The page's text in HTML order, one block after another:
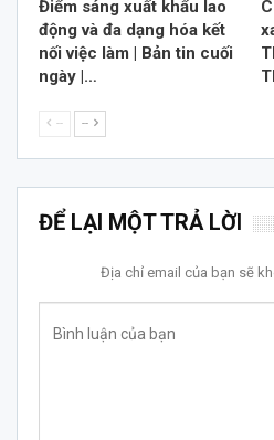
Điểm sáng xuất khẩu lao
động và đa dạng hóa kết
nối việc làm | Bản tin cuối
ngày |…
-- --
ĐỂ LẠI MỘT TRẢ LỜI
Địa chỉ email của bạn sẽ